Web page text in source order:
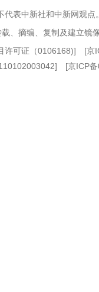
代表中新社和中新网观
、摘编、复制及建立镜
许可证（0106168)] [京
[京ICP